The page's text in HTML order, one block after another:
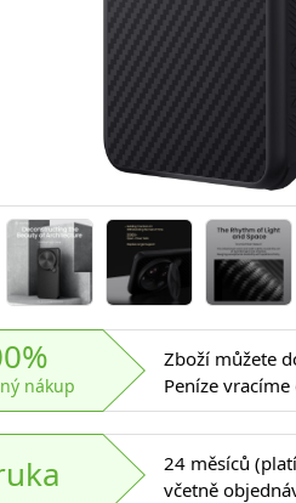
nákup
Zboží můžete
Peníze
24 měsíců
včetně